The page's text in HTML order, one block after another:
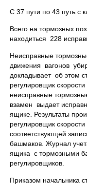
С 37 пути по 43 путь с
Всего на тормозных
находиться 228
Неисправные
движения вагонов
докладывает об этом
регулировщик
неисправные
взамен выдает
ящике. Результаты
регулировщик
соответствующей
башмаков. Журнал
ящика с тормозными
регулировщиков.
Приказом начальника